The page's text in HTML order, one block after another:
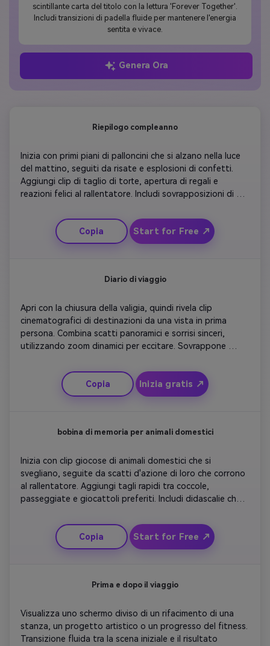
scintillante carta del titolo con la lettura 'Forever Together'.
Includi transizioni di padella fluide per mantenere l'energia
sentita e vivace.
Genera Ora
Riepilogo compleanno
Inizia con primi piani di palloncini che si alzano nella luce
del mattino, seguiti da risate e esplosioni di confetti.
Aggiungi clip di taglio di torte, apertura di regali e
reazioni felici al rallentatore. Includi sovrapposizioni di
giocose. Concludete con un messaggio caldo e un
morbido fade alla musica che riassume il tono gioioso
dell'evento.
Copia Start for Free ↗
Diario di viaggio
Apri con la chiusura della valigia, quindi rivela clip
cinematografici di destinazioni da una vista in prima
persona. Combina scatti panoramici e sorrisi sinceri,
utilizzando zoom dinamici per eccitare. Sovrappone
con uno scatto di riflessione del tramonto e una carta
del titolo con la scritta 'Viaggio degno di ricordo' per una
storia di viaggio coesa in un album di ritagli.
Copia Inizia gratis ↗
bobina di memoria per animali domestici
Inizia con clip giocose di animali domestici che si
svegliano, seguite da scatti d'azione di loro che corrono
al rallentatore. Aggiungi tagli rapidi tra coccole,
passeggiate e giocattoli preferiti. Includi didascalie che
un testo morbido che dice 'Best Friend Forever' per
catturare emozioni e fascino.
Copia Start for Free ↗
Prima e dopo il viaggio
Visualizza uno schermo diviso di un rifacimento di una
stanza, un progetto artistico o un progresso del fitness.
Transizione fluida tra la scena iniziale e il risultato